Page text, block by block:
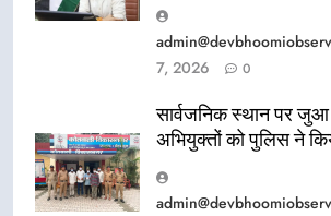
7, 2026
0
सार्वजनिक स्थान पर
अभियुक्तों को पुलिस ने